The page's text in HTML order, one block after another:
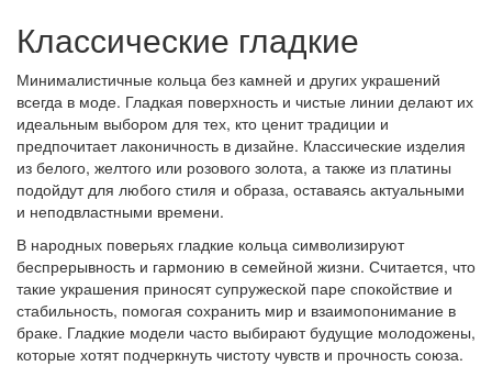
Классические гладкие
Минималистичные кольца без камней и других украшений
всегда в моде. Гладкая поверхность и чистые линии делают их
идеальным выбором для тех, кто ценит традиции и
предпочитает лаконичность в дизайне. Классические изделия
из белого, желтого или розового золота, а также из платины
подойдут для любого стиля и образа, оставаясь актуальными
и неподвластными времени.
В народных поверьях гладкие кольца символизируют
беспрерывность и гармонию в семейной жизни. Считается, что
такие украшения приносят супружеской паре спокойствие и
стабильность, помогая сохранить мир и взаимопонимание в
браке. Гладкие модели часто выбирают будущие молодожены,
которые хотят подчеркнуть чистоту чувств и прочность союза.